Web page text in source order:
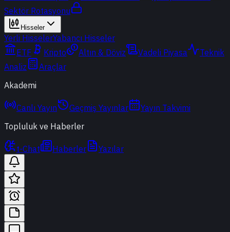
Sektör Rotasyonu
Hisseler
Yerli HisselerYabancı Hisseler
ETF
Kripto Altın & Döviz Vadeli Piyasa
Teknik
Analiz
Araçlar
Akademi
Canlı Yayın Geçmiş Yayınlar
Yayın Takvimi
Topluluk ve Haberler
t-Chat Haberler Yazılar